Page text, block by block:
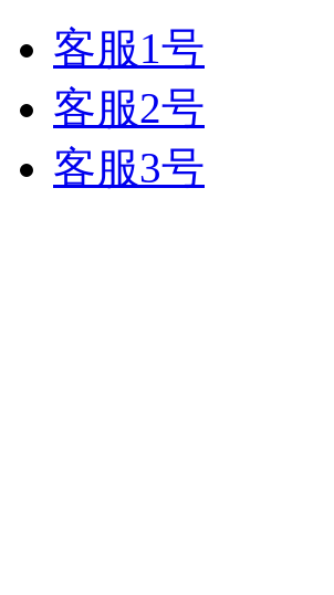
客服1号
客服2号
客服3号